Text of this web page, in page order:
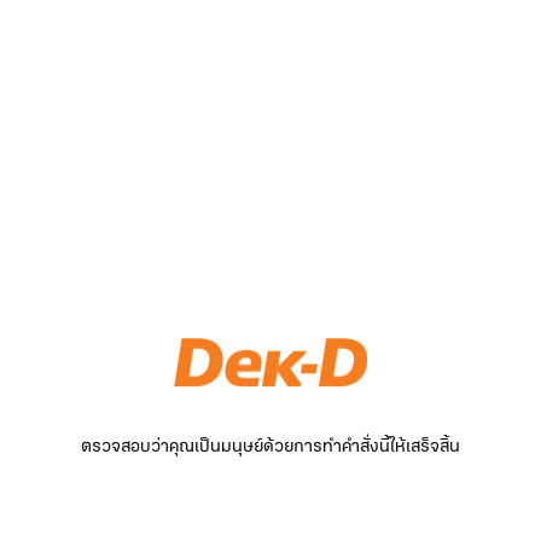
ตรวจสอบว่าคุณเป็นมนุษย์ด้วยการทำคำสั่งนี้ให้เสร็จสิ้น